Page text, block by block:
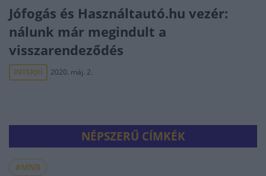
Jófogás és Használtautó.hu vezér:
nálunk már megindult a
visszarendeződés
INTERJÚ 2020. máj. 2.
NÉPSZERŰ CÍMKÉK
#MNB